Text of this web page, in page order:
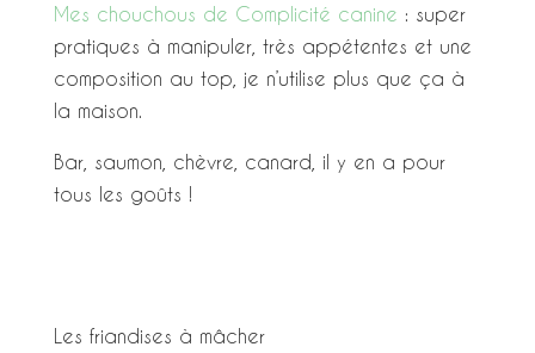
Mes chouchous de Complicité canine : super
pratiques à manipuler, très appétentes et une
composition au top, je n’utilise plus que ça à
la maison.
Bar, saumon, chèvre, canard, il y en a pour
tous les goûts !
Les friandises à mâcher